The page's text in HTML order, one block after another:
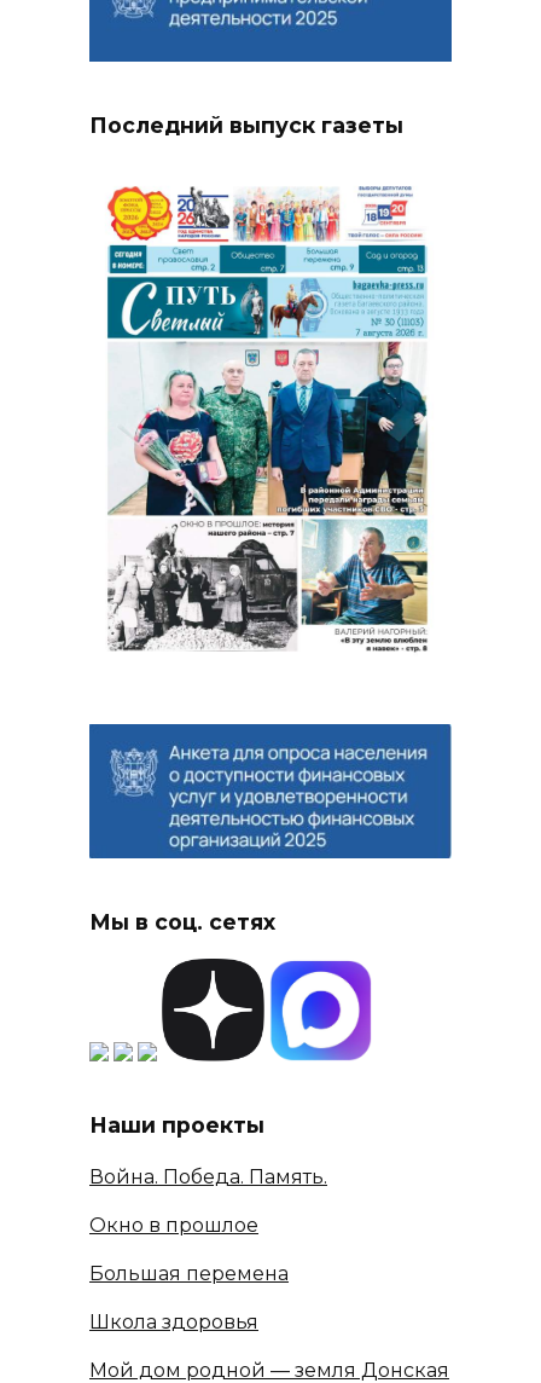
Последний выпуск газеты
Мы в соц. сетях
Наши проекты
Война. Победа. Память.
Окно в прошлое
Большая перемена
Школа здоровья
Мой дом родной — земля Донская